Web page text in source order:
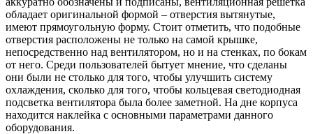
обладает оригинальной формой – отверстия вытянутые,
имеют прямоугольную форму. Стоит отметить, что подобные
отверстия расположены не только на самой крышке,
непосредственно над вентилятором, но и на стенках, по бокам
от него. Среди пользователей бытует мнение, что сделаны
они были не столько для того, чтобы улучшить систему
охлаждения, сколько для того, чтобы кольцевая светодиодная
подсветка вентилятора была более заметной. На дне корпуса
находится наклейка с основными параметрами данного
оборудования.